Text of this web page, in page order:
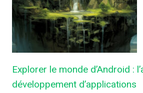
Explorer le monde d’Android :
développement d’applications